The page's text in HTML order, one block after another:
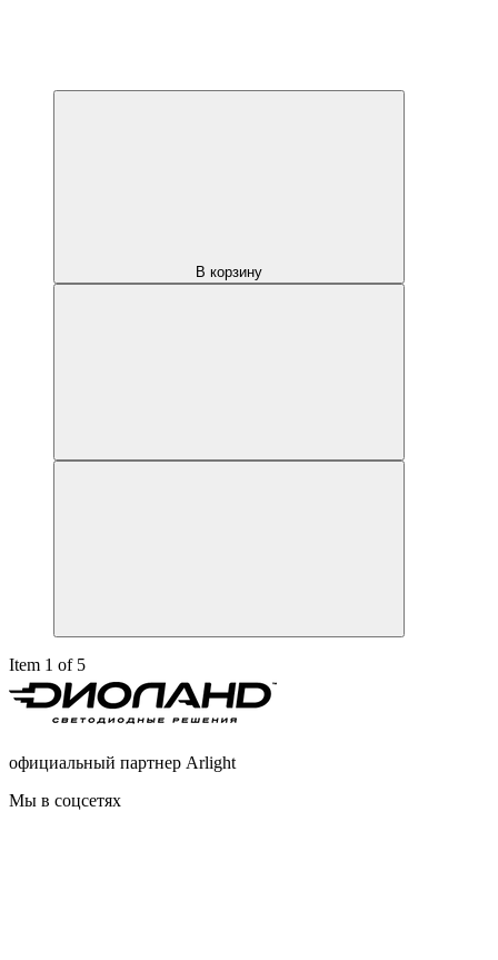
В корзину
Item 1 of 5
официальный партнер Arlight
Мы в соцсетях